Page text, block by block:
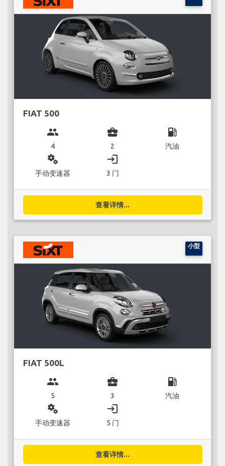
FIAT 500
group
4
business_center
2
local_gas_station
汽油
miscellaneous_services
手动变速器
login
3 门
查看详情...
小型
FIAT 500L
group
5
business_center
3
local_gas_station
汽油
miscellaneous_services
手动变速器
login
5 门
查看详情...